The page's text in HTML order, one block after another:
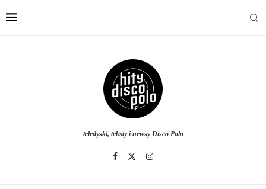
teledyski, teksty i newsy Disco Polo